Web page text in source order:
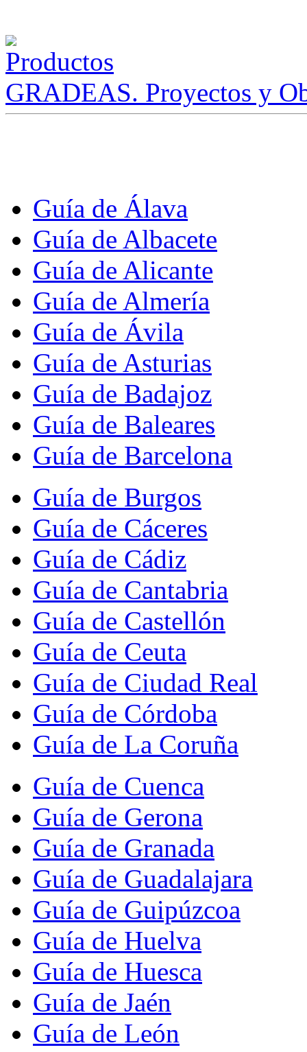
GRADEAS. Proyectos y
Guía de Álava
Guía de Albacete
Guía de Alicante
Guía de Almería
Guía de Ávila
Guía de Asturias
Guía de Badajoz
Guía de Baleares
Guía de Barcelona
Guía de Burgos
Guía de Cáceres
Guía de Cádiz
Guía de Cantabria
Guía de Castellón
Guía de Ceuta
Guía de Ciudad Real
Guía de Córdoba
Guía de La Coruña
Guía de Cuenca
Guía de Gerona
Guía de Granada
Guía de Guadalajara
Guía de Guipúzcoa
Guía de Huelva
Guía de Huesca
Guía de Jaén
Guía de León